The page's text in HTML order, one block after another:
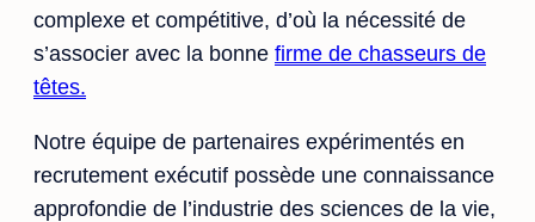
complexe et compétitive, d’où la nécessité de
s’associer avec la bonne firme de chasseurs de
têtes.
Notre équipe de partenaires expérimentés en
recrutement exécutif possède une connaissance
approfondie de l’industrie des sciences de la vie,